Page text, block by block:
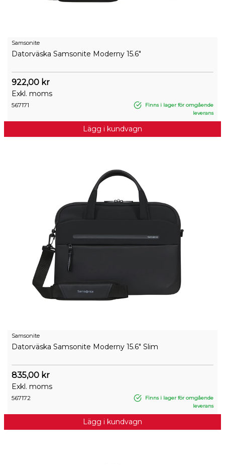
Samsonite
Datorväska Samsonite Moderny 15.6"
922,00 kr
Exkl. moms
567171
Finns i lager för omgående
leverans
Lägg i kundvagn
Samsonite
Datorväska Samsonite Moderny 15.6" Slim
835,00 kr
Exkl. moms
567172
Finns i lager för omgående
leverans
Lägg i kundvagn